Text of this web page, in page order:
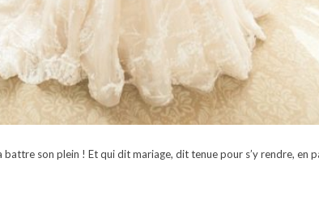
son plein ! Et qui dit mariage, dit tenue pour s’y rendre, en